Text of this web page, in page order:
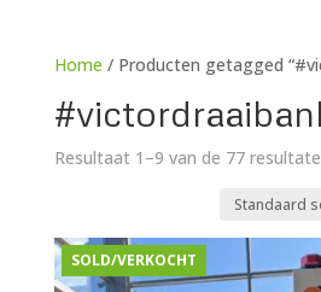
Home / Producten getagged
Resultaat 1–9 van de 77
SOLD/VERKOCHT